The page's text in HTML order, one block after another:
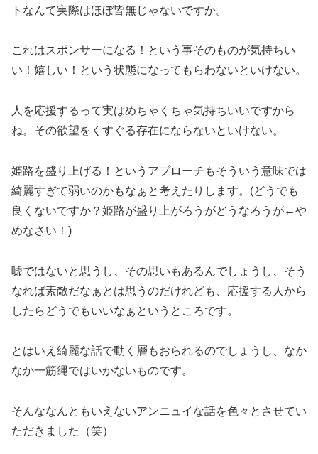
トなんて実際はほぼ皆無じゃないですか。
これはスポンサーになる！という事そのものが気持ちい
い！嬉しい！という状態になってもらわないといけない。
人を応援するって実はめちゃくちゃ気持ちいいですから
ね。その欲望をくすぐる存在にならないといけない。
姫路を盛り上げる！というアプローチもそういう意味では
綺麗すぎて弱いのかもなぁと考えたりします。(どうでも
良くないですか？姫路が盛り上がろうがどうなろうが←や
めなさい！)
嘘ではないと思うし、その思いもあるんでしょうし、そう
なれば素敵だなぁとは思うのだけれども、応援する人から
したらどうでもいいなぁというところです。
とはいえ綺麗な話で動く層もおられるのでしょうし、なか
なか一筋縄ではいかないものです。
そんななんともいえないアンニュイな話を色々とさせてい
ただきました（笑）